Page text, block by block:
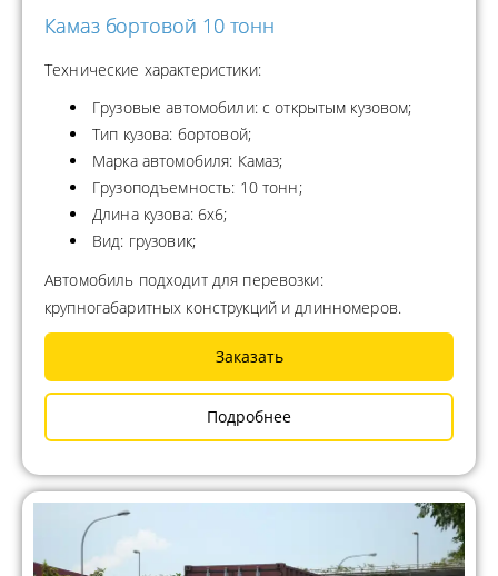
Камаз бортовой 10 тонн
Технические характеристики:
Грузовые автомобили: с открытым кузовом;
Тип кузова: бортовой;
Марка автомобиля: Камаз;
Грузоподъемность: 10 тонн;
Длина кузова: 6х6;
Вид: грузовик;
Автомобиль подходит для перевозки:
крупногабаритных конструкций и длинномеров.
Заказать
Подробнее